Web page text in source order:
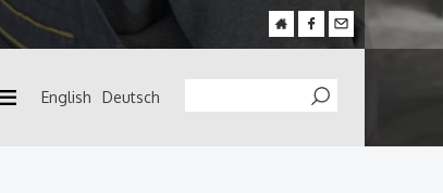
English Deutsch